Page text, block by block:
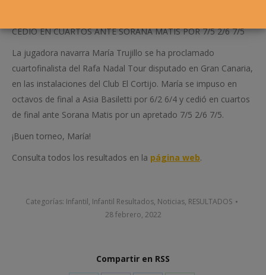
CEDIÓ EN CUARTOS ANTE SORANA MATIS POR 7/5 2/6 7/5
La jugadora navarra María Trujillo se ha proclamado
cuartofinalista del Rafa Nadal Tour disputado en Gran Canaria,
en las instalaciones del Club El Cortijo. María se impuso en
octavos de final a Asia Basiletti por 6/2 6/4 y cedió en cuartos
de final ante Sorana Matis por un apretado 7/5 2/6 7/5.
¡Buen torneo, María!
Consulta todos los resultados en la página web.
Categorías: Infantil, Infantil Resultados, Noticias, RESULTADOS
28 febrero, 2022
Compartir en RSS